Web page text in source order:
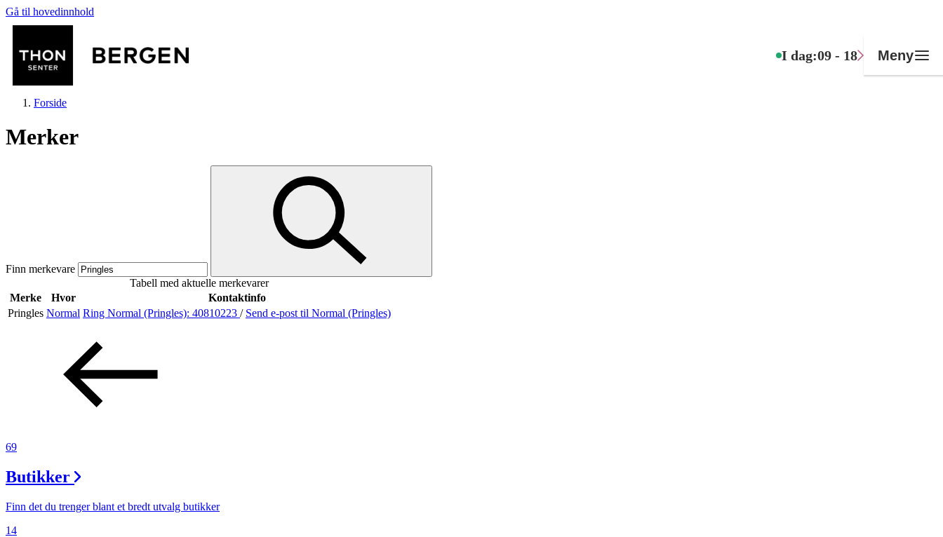
Gå til hovedinnhold
I dag:09 - 18 Meny
Mat og drikke
Helse
Aktiviteter
Tilbud
Søk
Forside
Merker
Finn merkevare
Tabell med aktuelle merkevarer
Merke
Hvor
Kontaktinfo
Pringles Normal Ring Normal (Pringles): 40810223 / Send e-post til Normal (Pringles)
69
Butikker
Finn det du trenger blant et bredt utvalg butikker
14